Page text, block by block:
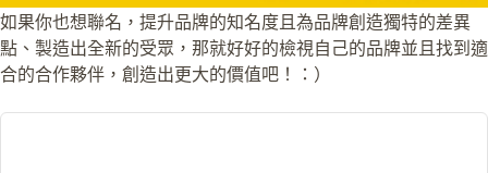
如果你也想聯名，提升品牌的知名度且為品牌創造獨特的差異
點、製造出全新的受眾，那就好好的檢視自己的品牌並且找到適
合的合作夥伴，創造出更大的價值吧！：）